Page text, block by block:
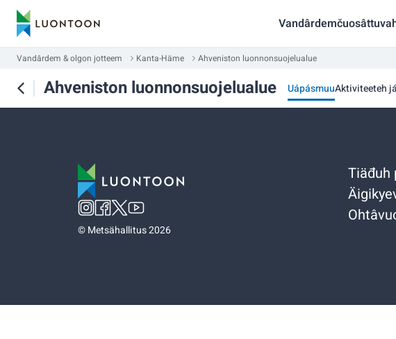
Vandârdem & olgon jotteem Kanta-Häme Ahveniston luonnonsuojelualue
Ahveniston luonnonsuojelualue UápásmuuAktiviteeteh
©Metsähallitus 2026
Tiäđuh